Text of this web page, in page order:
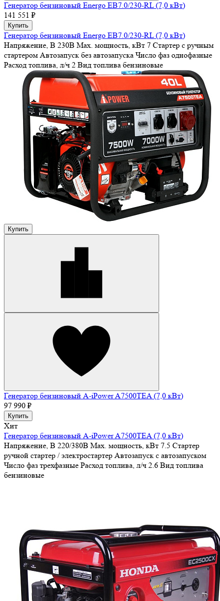
Генератор бензиновый Energo EB7.0/230-RL (7,0 кВт)
141 551 ₽
Купить
Генератор бензиновый Energo EB7.0/230-RL (7,0 кВт)
Напряжение, В 230В Max. мощность, кВт 7 Стартер с ручным
стартером Автозапуск без автозапуска Число фаз однофазные
Расход топлива, л/ч 2 Вид топлива бензиновые
Купить
Генератор бензиновый A-iPower A7500ТEA (7,0 кВт)
97 990 ₽
Купить
Хит
Генератор бензиновый A-iPower A7500ТEA (7,0 кВт)
Напряжение, В 220/380В Max. мощность, кВт 7.5 Стартер
ручной стартер / электростартер Автозапуск с автозапуском
Число фаз трехфазные Расход топлива, л/ч 2.6 Вид топлива
бензиновые